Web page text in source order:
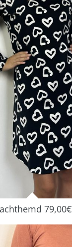
79,00€